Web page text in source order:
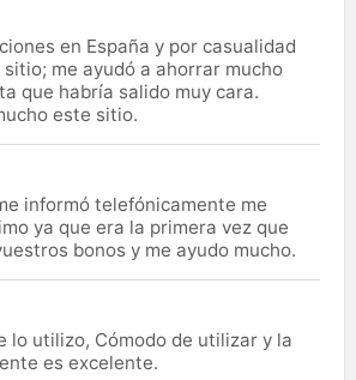
en España y por casualidad
me ayudó a ahorrar mucho
que habría salido muy cara.
este sitio.
informó telefónicamente me
ya que era la primera vez que
bonos y me ayudo mucho.
lo utilizo, Cómodo de utilizar y la
es excelente.